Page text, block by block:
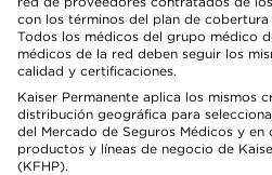
con los términos del plan de
Todos los médicos del grupo médico
médicos de la red deben seguir los
calidad y certificaciones.
Kaiser Permanente aplica los mismos
distribución geográfica para
del Mercado de Seguros Médicos y
productos y líneas de negocio de
(KFHP).